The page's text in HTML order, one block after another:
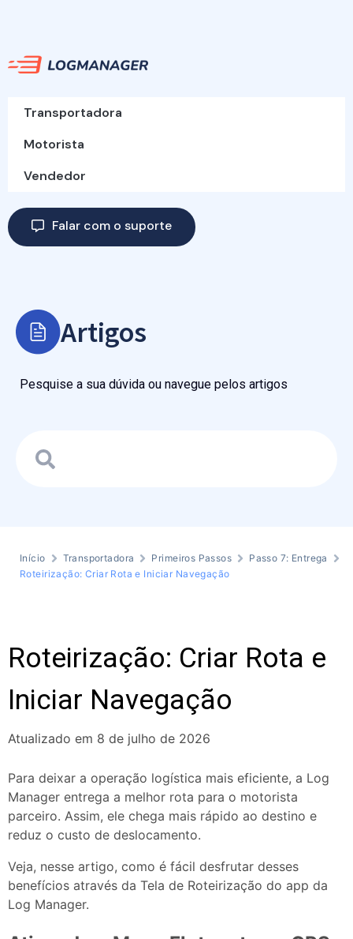
Transportadora
Motorista
Vendedor
Falar com o suporte
Artigos
Pesquise a sua dúvida ou navegue pelos artigos
Início Transportadora Primeiros Passos
Passo 7: Entrega
Roteirização: Criar Rota e Iniciar Navegação
Roteirização: Criar Rota e
Iniciar Navegação
Atualizado em 8 de julho de 2026
Para deixar a operação logística mais eficiente, a Log
Manager entrega a melhor rota para o motorista
parceiro. Assim, ele chega mais rápido ao destino e
reduz o custo de deslocamento.
Veja, nesse artigo, como é fácil desfrutar desses
benefícios através da Tela de Roteirização do app da
Log Manager.